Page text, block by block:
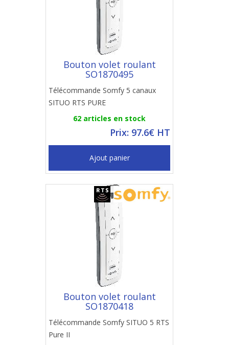
Bouton volet roulant
SO1870495
Télécommande Somfy 5 canaux
SITUO RTS PURE
62 articles en stock
Prix: 97.6€ HT
Ajout panier
Bouton volet roulant
SO1870418
Télécommande Somfy SITUO 5 RTS
Pure II